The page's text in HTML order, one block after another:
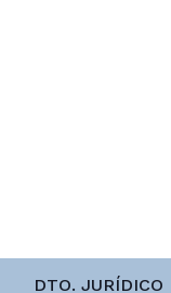
DTO. JURÍDICO